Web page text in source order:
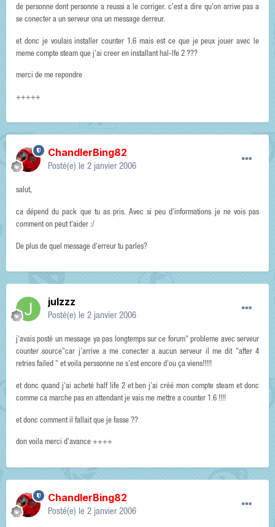
de personne dont personne a reussi a le corriger. c'est a dire qu'on arrive pas a
se conecter a un serveur ona un message derreur.
et donc je voulais installer counter 1.6 mais est ce que je peux jouer avec le
meme compte steam que j'ai creer en installant hal-lfe 2 ???
merci de me repondre
+++++
ChandlerBing82
Posté(e) le 2 janvier 2006
salut,
ca dépend du pack que tu as pris. Avec si peu d'informations je ne vois pas
comment on peut t'aider :/
De plus de quel message d'erreur tu parles?
julzzz
Posté(e) le 2 janvier 2006
j'avais posté un message ya pas longtemps sur ce forum" probleme avec serveur
counter source"car j'arrive a me conecter a aucun serveur il me dit "after 4
retries failed " et voila perssonne ne s'est encore d'ou ça viens!!!!!
et donc quand j'ai acheté half life 2 et ben j'ai créé mon compte steam et donc
comme ca marche pas en attendant je vais me mettre a counter 1.6 !!!!
et donc comment il fallait que je fasse ??
don voila merci d'avance ++++
ChandlerBing82
Posté(e) le 2 janvier 2006